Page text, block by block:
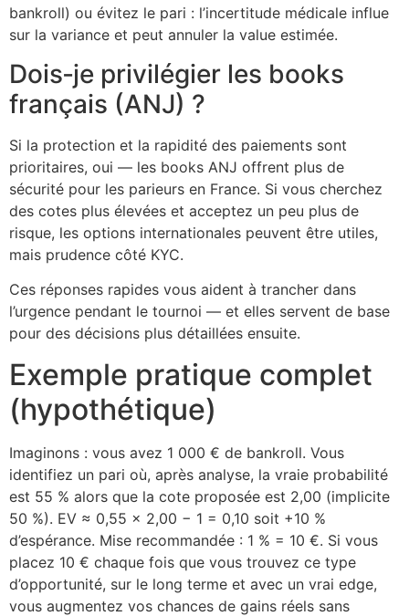
bankroll) ou évitez le pari : l’incertitude médicale influe
sur la variance et peut annuler la value estimée.
Dois‑je privilégier les books
français (ANJ) ?
Si la protection et la rapidité des paiements sont
prioritaires, oui — les books ANJ offrent plus de
sécurité pour les parieurs en France. Si vous cherchez
des cotes plus élevées et acceptez un peu plus de
risque, les options internationales peuvent être utiles,
mais prudence côté KYC.
Ces réponses rapides vous aident à trancher dans
l’urgence pendant le tournoi — et elles servent de base
pour des décisions plus détaillées ensuite.
Exemple pratique complet
(hypothétique)
Imaginons : vous avez 1 000 € de bankroll. Vous
identifiez un pari où, après analyse, la vraie probabilité
est 55 % alors que la cote proposée est 2,00 (implicite
50 %). EV ≈ 0,55 × 2,00 − 1 = 0,10 soit +10 %
d’espérance. Mise recommandée : 1 % = 10 €. Si vous
placez 10 € chaque fois que vous trouvez ce type
d’opportunité, sur le long terme et avec un vrai edge,
vous augmentez vos chances de gains réels sans